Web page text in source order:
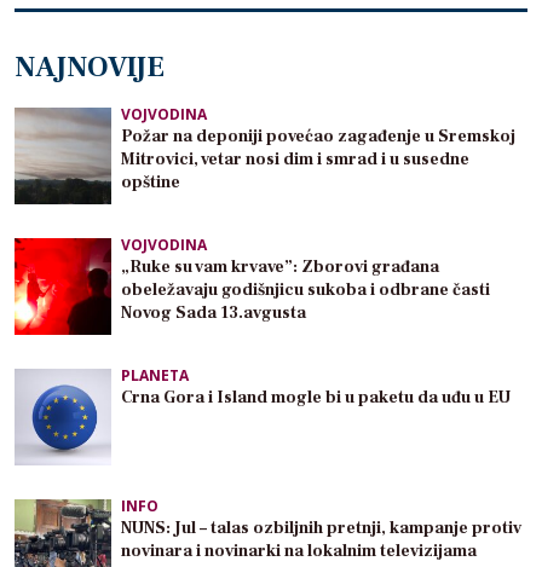
NAJNOVIJE
VOJVODINA
Požar na deponiji povećao zagađenje u Sremskoj
Mitrovici, vetar nosi dim i smrad i u susedne
opštine
VOJVODINA
„Ruke su vam krvave”: Zborovi građana
obeležavaju godišnjicu sukoba i odbrane časti
Novog Sada 13.avgusta
PLANETA
Crna Gora i Island mogle bi u paketu da uđu u EU
INFO
NUNS: Jul – talas ozbiljnih pretnji, kampanje protiv
novinara i novinarki na lokalnim televizijama